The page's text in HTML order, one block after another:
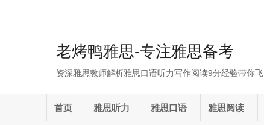
老烤鸭雅思-专注雅思备考
资深雅思教师解析雅思口语听力写作阅读9分经验带你飞
首页 雅思听力 雅思口语 雅思阅读